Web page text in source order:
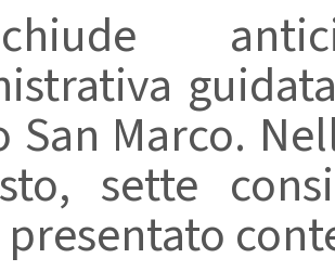
San Marco.
sette